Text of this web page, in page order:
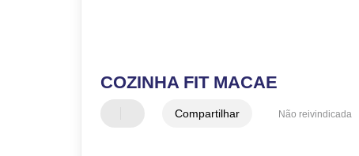
COZINHA FIT MACAE
Compartilhar Não reivindicada